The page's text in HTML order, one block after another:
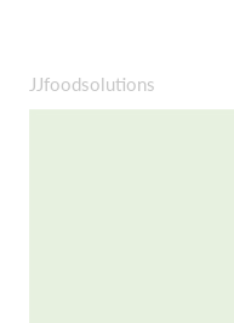
JJfoodsolutions